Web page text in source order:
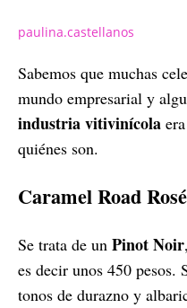
paulina.castellanos
Sabemos que muchas
mundo empresarial y
industria vitivinícola
quiénes son.
Caramel Road Rosé
Se trata de un Pinot Noir
es decir unos 450 pesos.
tonos de durazno y